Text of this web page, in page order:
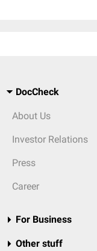
DocCheck
About Us
Investor Relations
Press
Career
For Business
Other stuff